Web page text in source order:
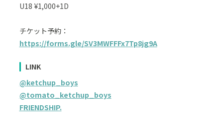
U18 ¥1,000+1D
チケット予約：
https://forms.gle/SV3MWFFFx7Tp8jg9A
LINK
@ketchup_boys
@tomato_ketchup_boys
FRIENDSHIP.